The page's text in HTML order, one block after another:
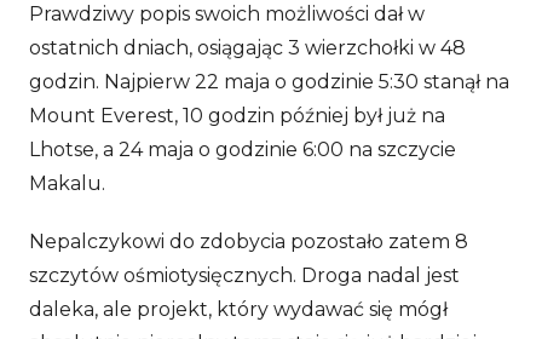
Prawdziwy popis swoich możliwości dał w
ostatnich dniach, osiągając 3 wierzchołki w 48
godzin. Najpierw 22 maja o godzinie 5:30 stanął na
Mount Everest, 10 godzin później był już na
Lhotse, a 24 maja o godzinie 6:00 na szczycie
Makalu.
Nepalczykowi do zdobycia pozostało zatem 8
szczytów ośmiotysięcznych. Droga nadal jest
daleka, ale projekt, który wydawać się mógł